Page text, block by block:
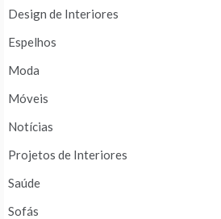
Design de Interiores
Espelhos
Moda
Móveis
Notícias
Projetos de Interiores
Saúde
Sofás